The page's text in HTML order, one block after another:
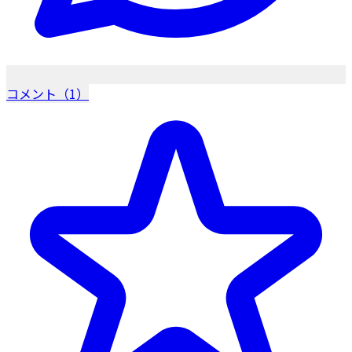
コメント（1）